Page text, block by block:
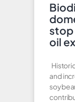
stop
oil
and